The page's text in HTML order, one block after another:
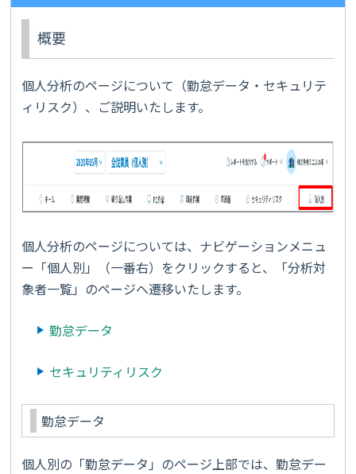
概要
個人分析のページについて（勤怠データ・セキュリテ
ィリスク）、ご説明いたします。
個人分析のページについては、ナビゲーションメニュ
ー「個人別」（一番右）をクリックすると、「分析対
象者一覧」のページへ遷移いたします。
勤怠データ
セキュリティリスク
勤怠データ
個人別の「勤怠データ」のページ上部では、勤怠デー